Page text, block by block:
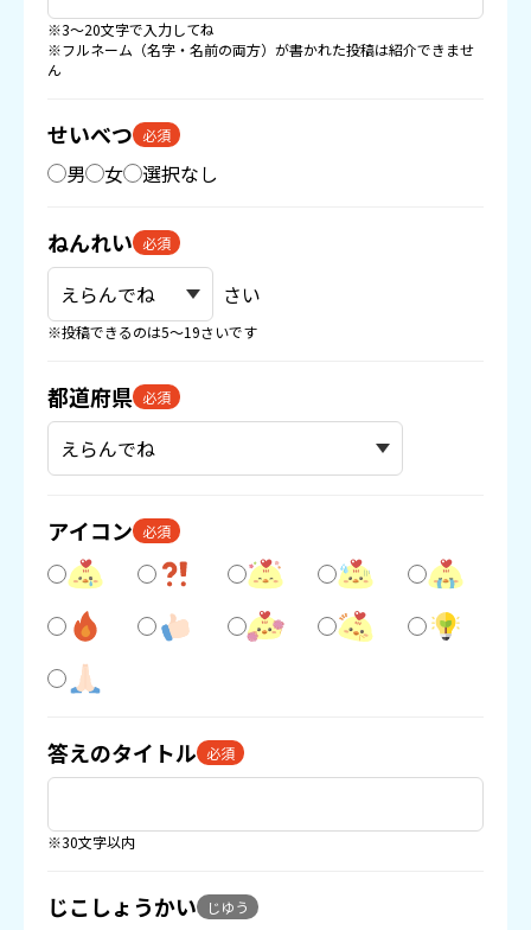
※3〜20文字で入力してね
※フルネーム（名字・名前の両方）が書かれた投稿は紹介できませ
ん
せいべつ 必須
男 女 選択なし
ねんれい 必須
さい
※投稿できるのは5〜19さいです
都道府県 必須
アイコン 必須
答えのタイトル 必須
※30文字以内
じこしょうかい じゆう